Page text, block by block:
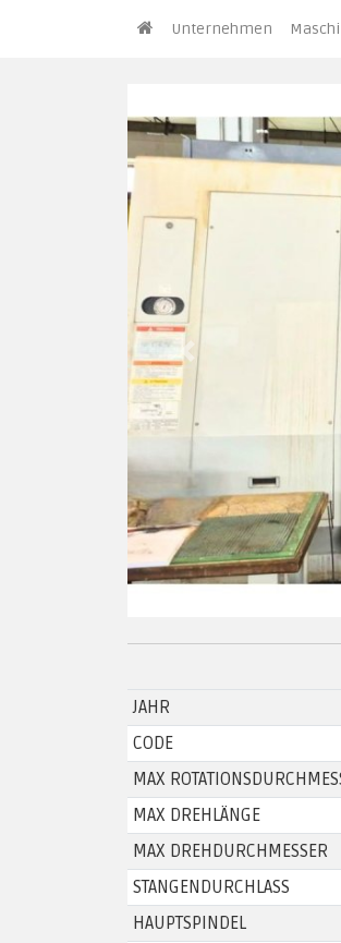
Unternehmen
Previous
JAHR
CODE
MAX
MAX DREHLÄNGE
MAX DREHDURCHMESSER
STANGENDURCHLASS
HAUPTSPINDEL